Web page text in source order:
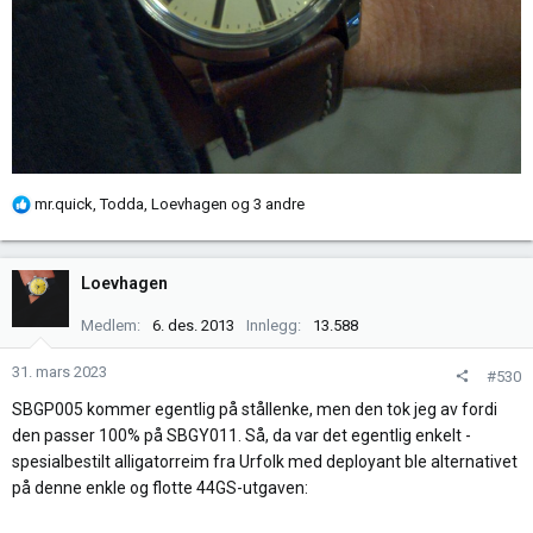
R
k
s
n
r
:
mr.quick ,Todda Loevhagen og 3 andre
Loevhagen
Medlem 6. des. 2013 Innlegg 13.588
31. mars 2023 #530
SBGP005 kommer egentlig på stållenke, men den tok jeg av fordi
den passer 100% på SBGY011. Så, da var det egentlig enkelt -
spesialbestilt alligatorreim fra Urfolk med deployant ble alternativet
på denne enkle og flotte 44GS-utgaven: